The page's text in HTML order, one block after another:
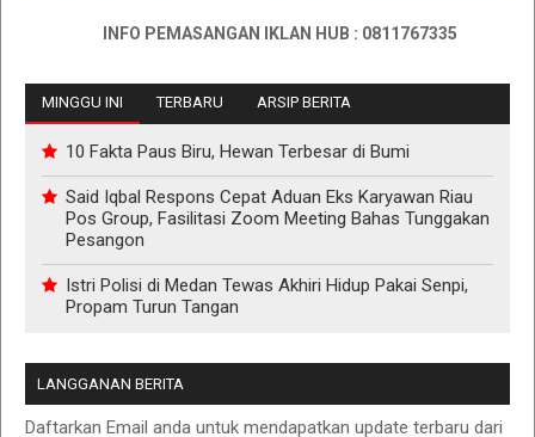
INFO PEMASANGAN IKLAN HUB : 0811767335
MINGGU INI TERBARU ARSIP BERITA
10 Fakta Paus Biru, Hewan Terbesar di Bumi
Said Iqbal Respons Cepat Aduan Eks Karyawan Riau
Pos Group, Fasilitasi Zoom Meeting Bahas Tunggakan
Pesangon
Istri Polisi di Medan Tewas Akhiri Hidup Pakai Senpi,
Propam Turun Tangan
LANGGANAN BERITA
Daftarkan Email anda untuk mendapatkan update terbaru dari